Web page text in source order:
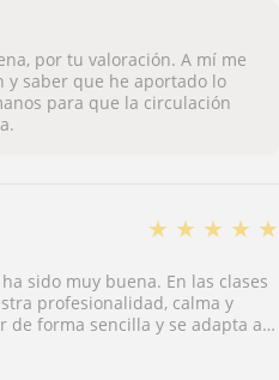
por tu valoración. A mí me
y saber que he aportado lo
para que la circulación
★ ★ ★ ★ ★
sido muy buena. En las clases
profesionalidad, calma y
de forma sencilla y se adapta a
y mejorar en cada clase.